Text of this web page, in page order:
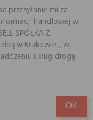
przesyłanie mi za
handlowej w
SPÓŁKA Z
w Krakowie. , w
usług drogą